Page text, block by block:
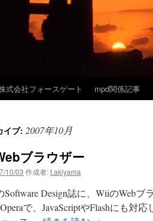
式会社フォースゲート mpd関係記事
イブ: 2007年10月
ブラウザー
10/03 作成者:t.akiyama
Software Design誌に、WiiのWeb
で、JavaScriptやFlashにも対